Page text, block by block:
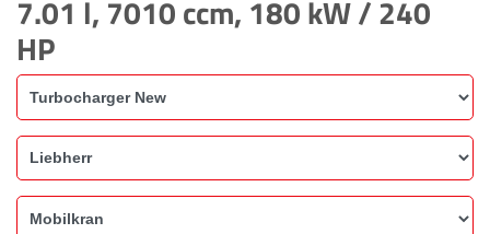
7.01 l, 7010 ccm, 180 kW / 240
HP